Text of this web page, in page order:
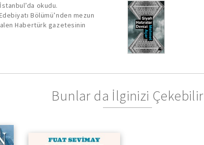
okudu.
Bölümü’nden mezun
Habertürk gazetesinin
Bunlar da İlginizi Çekebilir